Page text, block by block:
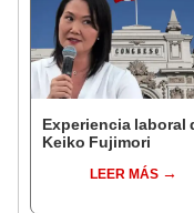
Experiencia laboral
Keiko Fujimori
LEER MÁS